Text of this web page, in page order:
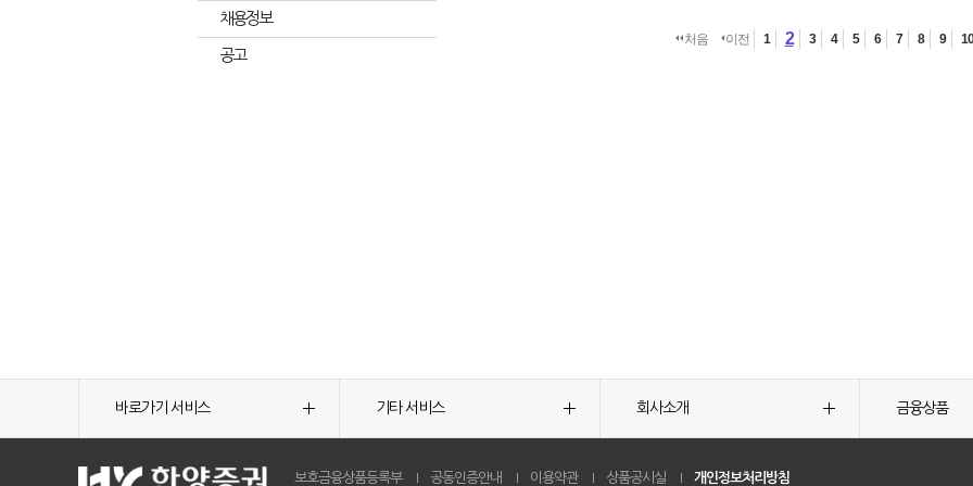
채용정보
공고
처음 이전 1 2 3 4 5 6 7 8 9 10
바로가기 서비스 기타 서비스 회사소개 금융상품
보호금융상품등록부 공동인증안내 이용약관 상품공시실 개인정보처리방침